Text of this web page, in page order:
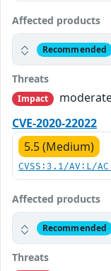
Affected products
Recommended
Threats
Impact
CVE-2020-22022
5.5 (Medium)
CVSS:3.1/AV:L/
Affected products
Recommended
Threats